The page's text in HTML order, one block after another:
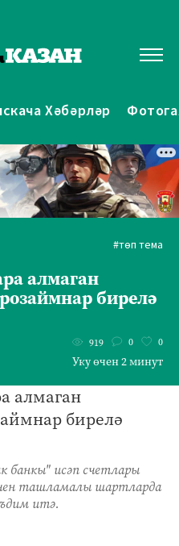
Хәбәрләр
#төп тема
алмаган
бирелә
919 0 0
Уку өчен 2 минут
банкы" исәп счетлары
ташламалы шартларда
итә.